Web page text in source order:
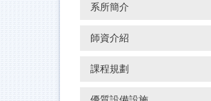
系所簡介
師資介紹
課程規劃